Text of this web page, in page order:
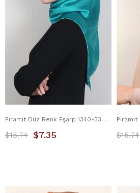
Piramit Düz Renk Eşarp 1340-33 Turkuaz
$7.35
$15.74 $15.74